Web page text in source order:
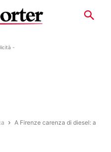
-
A Firenze carenza di diesel: a